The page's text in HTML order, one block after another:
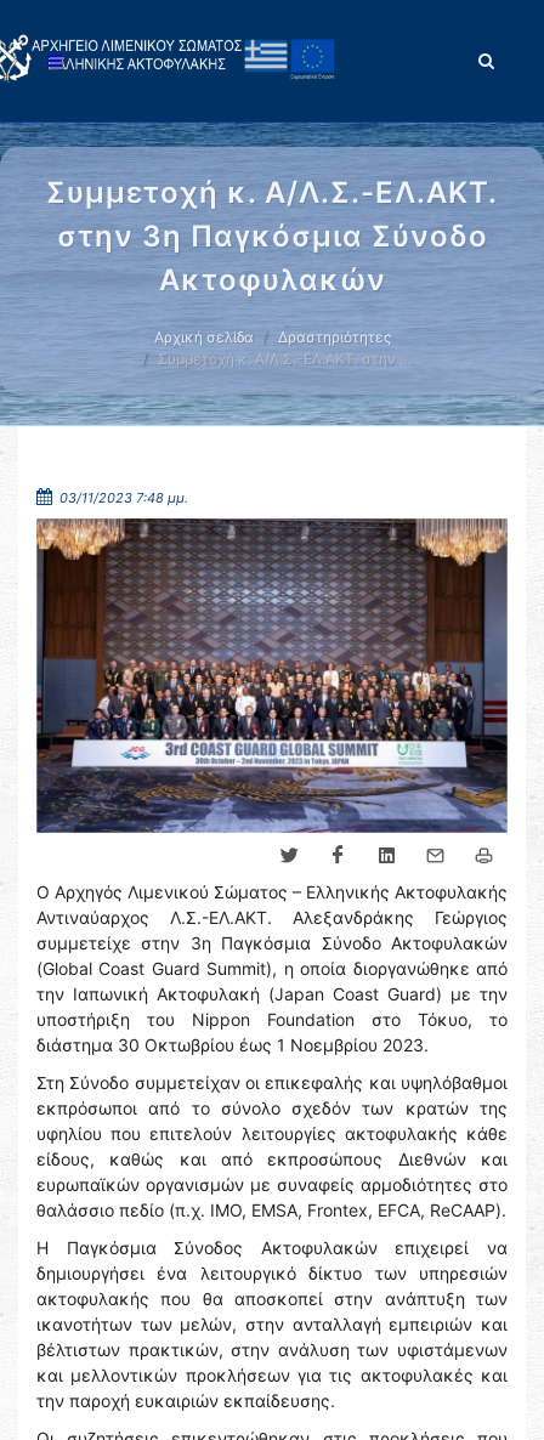
Συμμετοχή κ. Α/Λ.Σ.-ΕΛ.ΑΚΤ.
στην 3η Παγκόσμια Σύνοδο
Ακτοφυλακών
Αρχική σελίδα
Δραστηριότητες
Συμμετοχή κ. Α/Λ.Σ.-ΕΛ.ΑΚΤ. στην …
03/11/2023 7:48 μμ.
Ο Αρχηγός Λιμενικού Σώματος – Ελληνικής Ακτοφυλακής
Αντιναύαρχος Λ.Σ.-ΕΛ.ΑΚΤ. Αλεξανδράκης Γεώργιος
συμμετείχε στην 3η Παγκόσμια Σύνοδο Ακτοφυλακών
(Global Coast Guard Summit), η οποία διοργανώθηκε από
την Ιαπωνική Ακτοφυλακή (Japan Coast Guard) με την
υποστήριξη του Nippon Foundation στο Τόκυο, το
διάστημα 30 Οκτωβρίου έως 1 Νοεμβρίου 2023.
Στη Σύνοδο συμμετείχαν οι επικεφαλής και υψηλόβαθμοι
εκπρόσωποι από το σύνολο σχεδόν των κρατών της
υφηλίου που επιτελούν λειτουργίες ακτοφυλακής κάθε
είδους, καθώς και από εκπροσώπους Διεθνών και
ευρωπαϊκών οργανισμών με συναφείς αρμοδιότητες στο
θαλάσσιο πεδίο (π.χ. ΙΜΟ, ΕΜSA, Frontex, EFCA, ReCAAP).
Η Παγκόσμια Σύνοδος Ακτοφυλακών επιχειρεί να
δημιουργήσει ένα λειτουργικό δίκτυο των υπηρεσιών
ακτοφυλακής που θα αποσκοπεί στην ανάπτυξη των
ικανοτήτων των μελών, στην ανταλλαγή εμπειριών και
βέλτιστων πρακτικών, στην ανάλυση των υφιστάμενων
και μελλοντικών προκλήσεων για τις ακτοφυλακές και
την παροχή ευκαιριών εκπαίδευσης.